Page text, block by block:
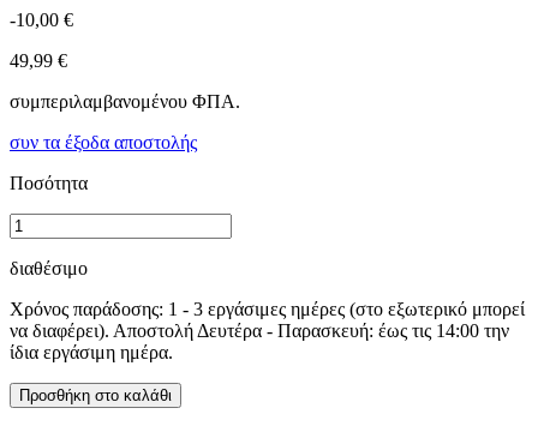
-10,00 €
49,99 €
συμπεριλαμβανομένου ΦΠΑ.
συν τα έξοδα αποστολής
Ποσότητα
διαθέσιμο
Χρόνος παράδοσης: 1 - 3 εργάσιμες ημέρες (στο εξωτερικό μπορεί
να διαφέρει). Αποστολή Δευτέρα - Παρασκευή: έως τις 14:00 την
ίδια εργάσιμη ημέρα.
Προσθήκη στο καλάθι